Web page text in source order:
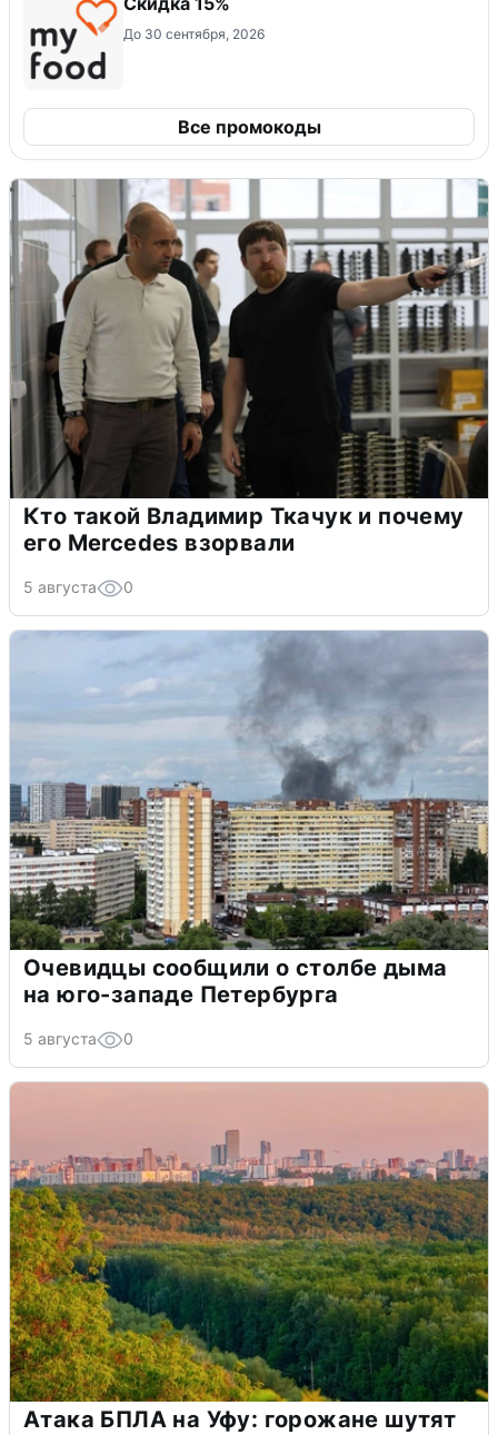
До 30 сентября, 2026
Все промокоды
Кто такой Владимир Ткачук и почему
его Mercedes взорвали
5 августа 0
Очевидцы сообщили о столбе дыма
на юго-западе Петербурга
5 августа 0
Атака БПЛА на Уфу: горожане шутят